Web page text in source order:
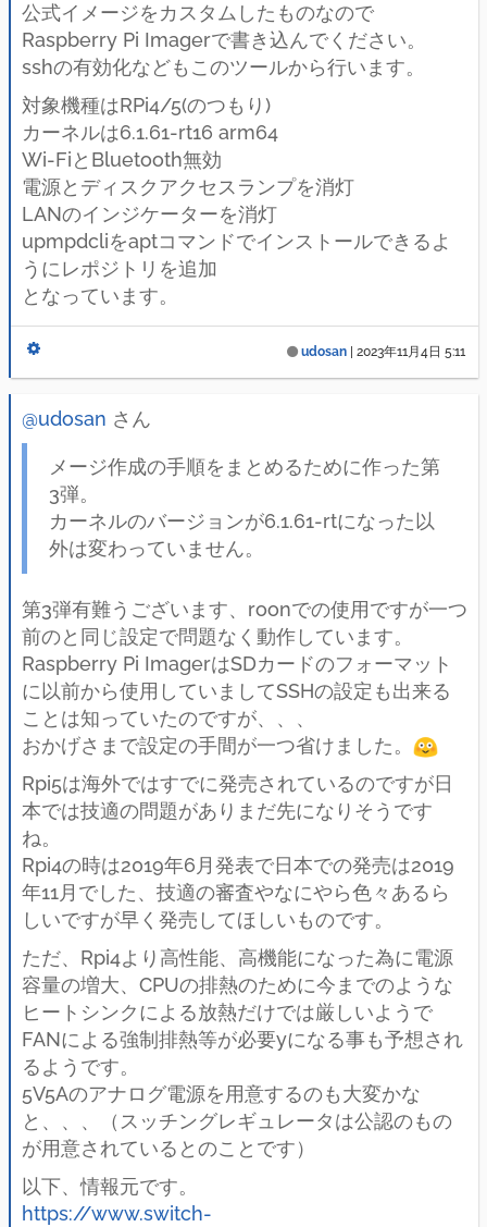
公式イメージをカスタムしたものなので
Raspberry Pi Imagerで書き込んでください。
sshの有効化などもこのツールから行います。
対象機種はRPi4/5(のつもり)
カーネルは6.1.61-rt16 arm64
Wi-FiとBluetooth無効
電源とディスクアクセスランプを消灯
LANのインジケーターを消灯
upmpdcliをaptコマンドでインストールできるよ
うにレポジトリを追加
となっています。
udosan 2023年11月4日 5:11
@udosan さん
メージ作成の手順をまとめるために作った第
3弾。
カーネルのバージョンが6.1.61-rtになった以
外は変わっていません。
第3弾有難うございます、roonでの使用ですが一つ
前のと同じ設定で問題なく動作しています。
Raspberry Pi ImagerはSDカードのフォーマット
に以前から使用していましてSSHの設定も出来る
ことは知っていたのですが、、、
おかげさまで設定の手間が一つ省けました。
Rpi5は海外ではすでに発売されているのですが日
本では技適の問題がありまだ先になりそうです
ね。
Rpi4の時は2019年6月発表で日本での発売は2019
年11月でした、技適の審査やなにやら色々あるら
しいですが早く発売してほしいものです。
ただ、Rpi4より高性能、高機能になった為に電源
容量の増大、CPUの排熱のために今までのような
ヒートシンクによる放熱だけでは厳しいようで
FANによる強制排熱等が必要yになる事も予想され
るようです。
5V5Aのアナログ電源を用意するのも大変かな
と、、、（スッチングレギュレータは公認のもの
が用意されているとのことです）
以下、情報元です。
https://www.switch-